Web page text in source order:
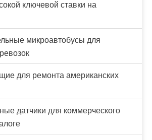
ключевой ставки на
микроавтобусы для
для ремонта американских
датчики для коммерческого